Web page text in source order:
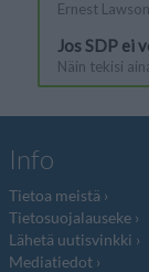
Info
Tietoa meistä
Tietosuojalauseke
Lähetä uutisvinkki
Mediatiedot